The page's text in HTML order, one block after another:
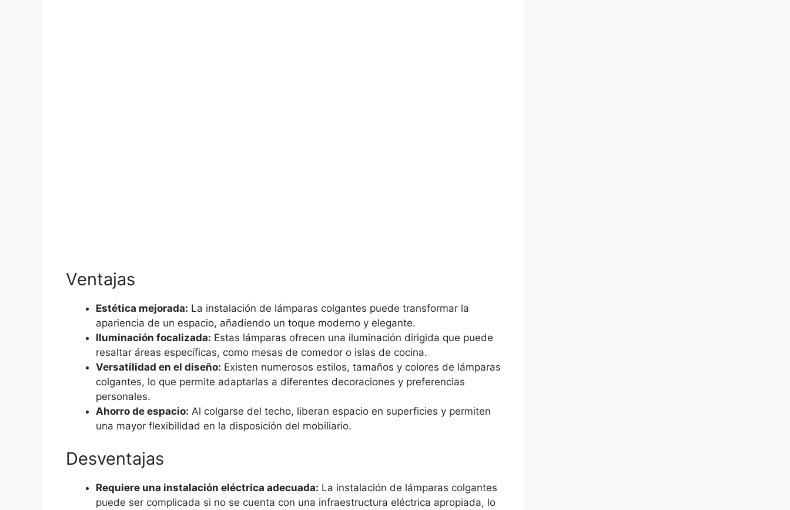
Ventajas
Estética mejorada: La instalación de lámparas colgantes puede transformar la
apariencia de un espacio, añadiendo un toque moderno y elegante.
Iluminación focalizada: Estas lámparas ofrecen una iluminación dirigida que puede
resaltar áreas específicas, como mesas de comedor o islas de cocina.
Versatilidad en el diseño: Existen numerosos estilos, tamaños y colores de lámparas
colgantes, lo que permite adaptarlas a diferentes decoraciones y preferencias
personales.
Ahorro de espacio: Al colgarse del techo, liberan espacio en superficies y permiten
una mayor flexibilidad en la disposición del mobiliario.
Desventajas
Requiere una instalación eléctrica adecuada: La instalación de lámparas colgantes
puede ser complicada si no se cuenta con una infraestructura eléctrica apropiada, lo